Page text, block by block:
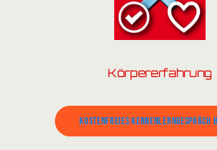
Körpererfahrung
Kostenfreies Kennenlerngespräch